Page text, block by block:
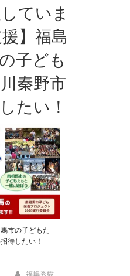
ていま
】福島
子ども
秦野市
たい！